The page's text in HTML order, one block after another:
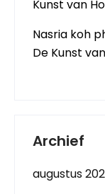
Kunst van
Nasria koh
De Kunst
Archief
augustus